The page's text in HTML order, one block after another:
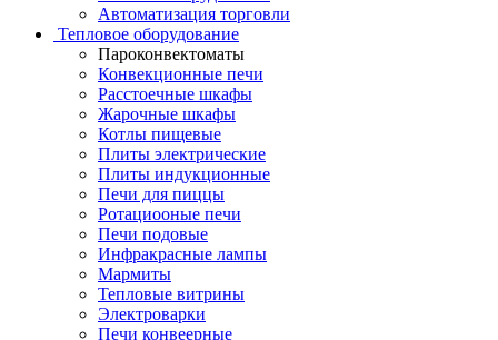
Автоматизация торговли
Тепловое оборудование
Пароконвектоматы
Конвекционные печи
Расстоечные шкафы
Жарочные шкафы
Котлы пищевые
Плиты электрические
Плиты индукционные
Печи для пиццы
Ротациооные печи
Печи подовые
Инфракрасные лампы
Мармиты
Тепловые витрины
Электроварки
Печи конвеерные